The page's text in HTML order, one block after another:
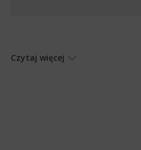
Czytaj więcej